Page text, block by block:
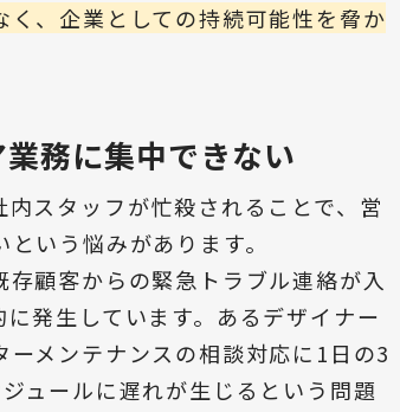
、企業としての持続可能性を脅か
務に集中できない
スタッフが忙殺されることで、営
いう悩みがあります。
顧客からの緊急トラブル連絡が入
発生しています。あるデザイナー
メンテナンスの相談対応に1日の3
ュールに遅れが生じるという問題